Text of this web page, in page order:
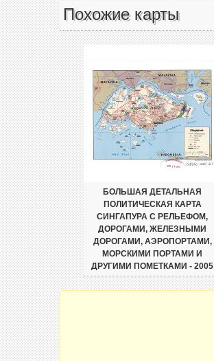
Похожие карты
БОЛЬШАЯ ДЕТАЛЬНАЯ
ПОЛИТИЧЕСКАЯ КАРТА
СИНГАПУРА С РЕЛЬЕФОМ,
ДОРОГАМИ, ЖЕЛЕЗНЫМИ
ДОРОГАМИ, АЭРОПОРТАМИ,
МОРСКИМИ ПОРТАМИ И
ДРУГИМИ ПОМЕТКАМИ - 2005